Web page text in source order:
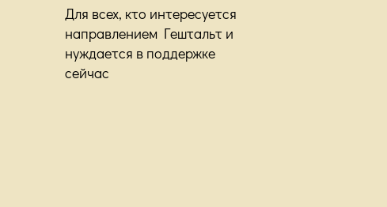
Для всех, кто интересуется
направлением Гештальт и
нуждается в поддержке
сейчас